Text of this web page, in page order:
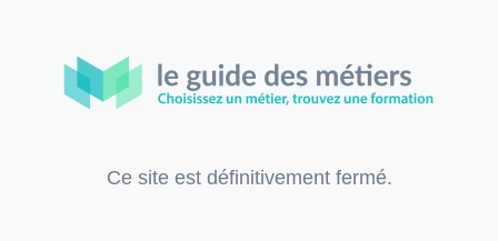
Ce site est définitivement fermé.